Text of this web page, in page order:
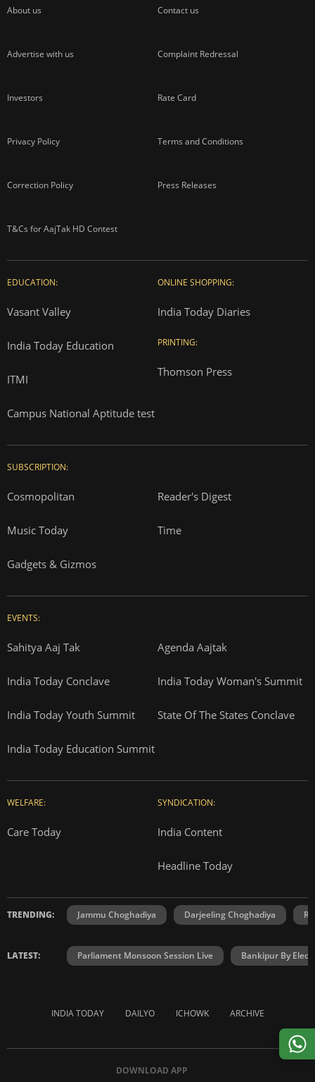
About us Contact us
Advertise with us Complaint Redressal
Investors Rate Card
Privacy Policy Terms and Conditions
Correction Policy Press Releases
T&Cs for AajTak HD Contest
EDUCATION:
Vasant Valley
India Today Education
ITMI
Campus National Aptitude test
ONLINE SHOPPING:
India Today Diaries
PRINTING:
Thomson Press
SUBSCRIPTION:
Cosmopolitan Reader's Digest
Music Today Time
Gadgets & Gizmos
EVENTS:
Sahitya Aaj Tak Agenda Aajtak
India Today Conclave India Today Woman's Summit
India Today Youth Summit State Of The States Conclave
India Today Education Summit
WELFARE:
Care Today
SYNDICATION:
India Content
Headline Today
TRENDING: Jammu Choghadiya Darjeeling Choghadiya
LATEST: Parliament Monsoon Session Live Bankipur By
INDIA TODAY DAILYO ICHOWK ARCHIVE
DOWNLOAD APP